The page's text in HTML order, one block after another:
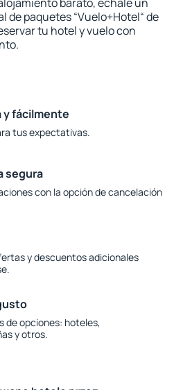
de paquetes “Vuelo+Hotel“ de
tu hotel y vuelo con
y fácilmente
tus expectativas.
segura
con la opción de cancelación
y descuentos adicionales
de opciones: hoteles,
y otros.